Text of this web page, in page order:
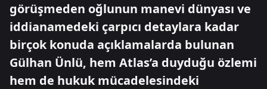
görüşmeden oğlunun manevi dünyası ve
iddianamedeki çarpıcı detaylara kadar
birçok konuda açıklamalarda bulunan
Gülhan Ünlü, hem Atlas’a duyduğu özlemi
hem de hukuk mücadelesindeki